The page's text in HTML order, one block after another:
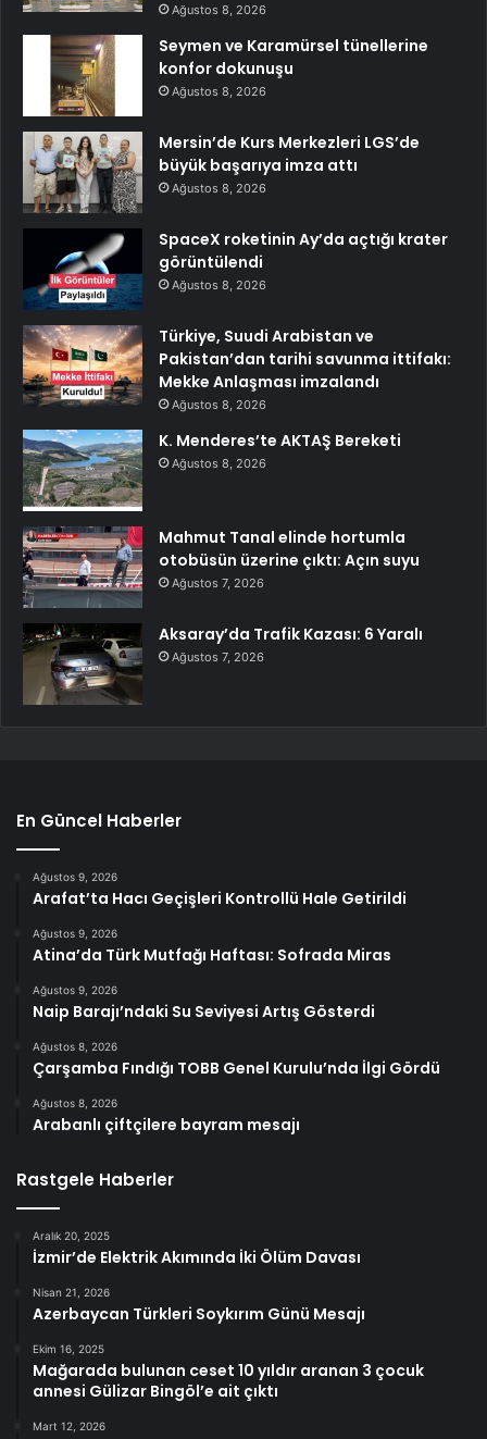
Ağustos 8, 2026
Seymen ve Karamürsel tünellerine
konfor dokunuşu
Ağustos 8, 2026
Mersin’de Kurs Merkezleri LGS’de
büyük başarıya imza attı
Ağustos 8, 2026
SpaceX roketinin Ay’da açtığı krater
görüntülendi
Ağustos 8, 2026
Türkiye, Suudi Arabistan ve
Pakistan’dan tarihi savunma ittifakı:
Mekke Anlaşması imzalandı
Ağustos 8, 2026
K. Menderes’te AKTAŞ Bereketi
Ağustos 8, 2026
Mahmut Tanal elinde hortumla
otobüsün üzerine çıktı: Açın suyu
Ağustos 7, 2026
Aksaray’da Trafik Kazası: 6 Yaralı
Ağustos 7, 2026
En Güncel Haberler
Ağustos 9, 2026
Arafat’ta Hacı Geçişleri Kontrollü Hale Getirildi
Ağustos 9, 2026
Atina’da Türk Mutfağı Haftası: Sofrada Miras
Ağustos 9, 2026
Naip Barajı’ndaki Su Seviyesi Artış Gösterdi
Ağustos 8, 2026
Çarşamba Fındığı TOBB Genel Kurulu’nda İlgi Gördü
Ağustos 8, 2026
Arabanlı çiftçilere bayram mesajı
Rastgele Haberler
Aralık 20, 2025
İzmir’de Elektrik Akımında İki Ölüm Davası
Nisan 21, 2026
Azerbaycan Türkleri Soykırım Günü Mesajı
Ekim 16, 2025
Mağarada bulunan ceset 10 yıldır aranan 3 çocuk
annesi Gülizar Bingöl’e ait çıktı
Mart 12, 2026